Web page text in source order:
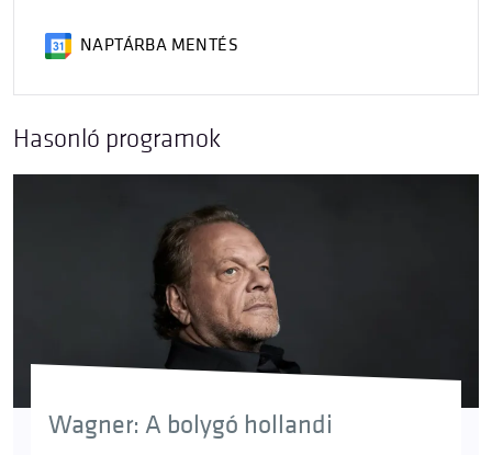
NAPTÁRBA MENTÉS
Hasonló programok
Wagner: A bolygó hollandi